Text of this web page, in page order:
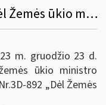
Informacinis pranešimas dėl Žemės ūkio ministro 2020 m. birželio 16 d. įsakymo Nr. 3D-453 „Dėl Žemės ūkio ministro 2009 m. gegužės 15 d. įsakymo Nr. 3D-355 „Dėl Prekybos žemės ūkio ir maisto produktais turgavietėse darbo taisyklių patvirtinimo“ pakeitimo“ pakeitimo
m. gruodžio 23 d.
ūkio ministro
892 „Dėl Žemės